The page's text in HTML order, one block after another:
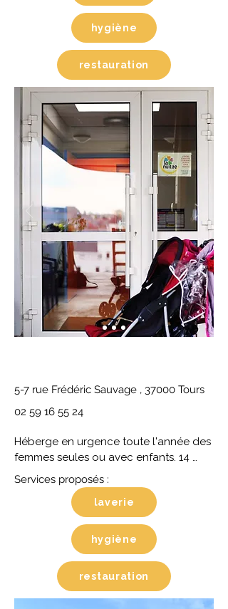
hygiène
restauration
5-7 rue Frédéric Sauvage , 37000 Tours
02 59 16 55 24
Héberge en urgence toute l'année des
femmes seules ou avec enfants. 14
places en foyer et 6 places en
logement partagé. Ouvert 7j/7.
Orientation par le 115 uniquement.
Services proposés :
laverie
hygiène
restauration